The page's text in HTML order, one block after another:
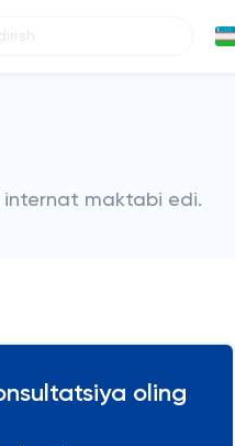
internat maktabi edi.
oling